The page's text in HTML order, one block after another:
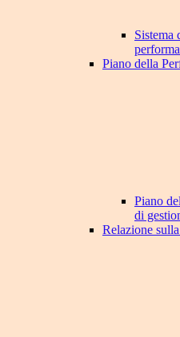
Sistema
Piano della
Piano
di
Relazione